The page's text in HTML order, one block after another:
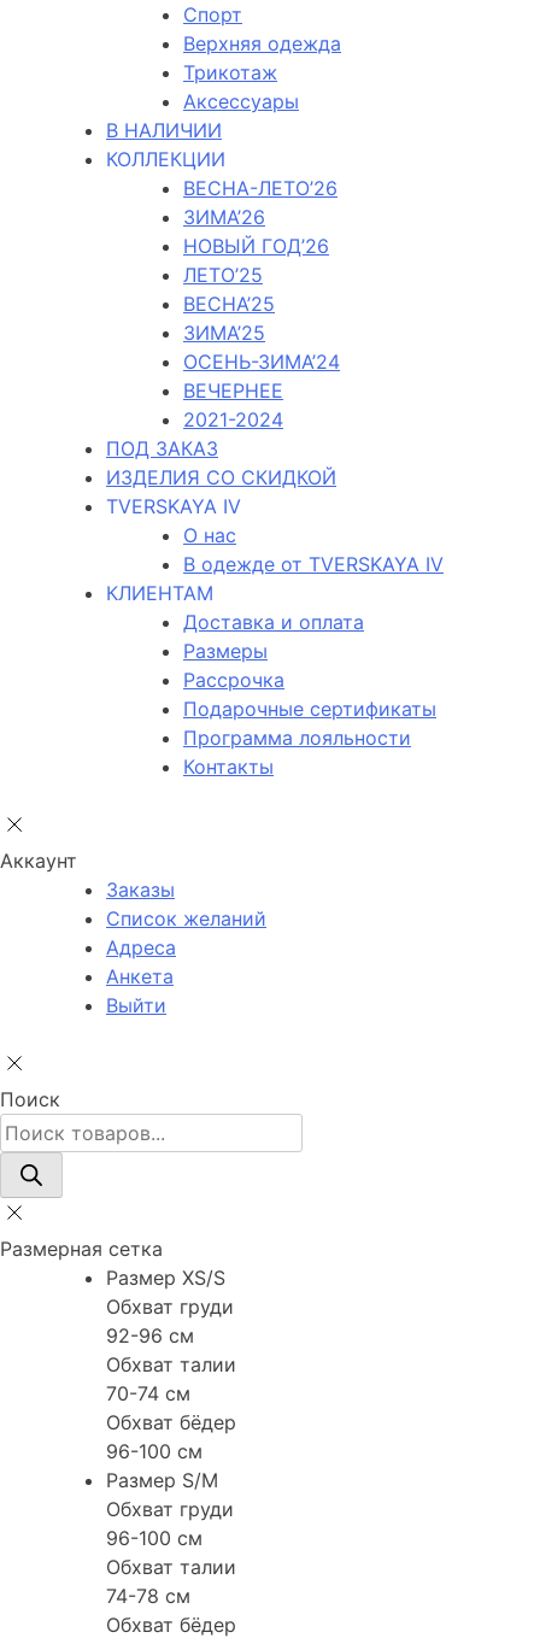
Спорт
Верхняя одежда
Трикотаж
Аксессуары
В НАЛИЧИИ
КОЛЛЕКЦИИ
ВЕСНА-ЛЕТО’26
ЗИМА’26
НОВЫЙ ГОД’26
ЛЕТО’25
ВЕСНА’25
ЗИМА’25
ОСЕНЬ-ЗИМА’24
ВЕЧЕРНЕЕ
2021-2024
ПОД ЗАКАЗ
ИЗДЕЛИЯ СО СКИДКОЙ
TVERSKAYA IV
О нас
В одежде от TVERSKAYA IV
КЛИЕНТАМ
Доставка и оплата
Размеры
Рассрочка
Подарочные сертификаты
Программа лояльности
Контакты
Аккаунт
Заказы
Список желаний
Адреса
Анкета
Выйти
Поиск
Поиск
товаров
Размерная сетка
Размер XS/S
Обхват груди
92-96 см
Обхват талии
70-74 см
Обхват бёдер
96-100 см
Размер S/M
Обхват груди
96-100 см
Обхват талии
74-78 см
Обхват бёдер